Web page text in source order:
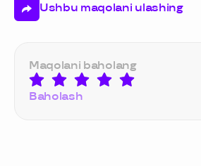
Ushbu maqolani ulashing
Maqolani baholang
Baholash